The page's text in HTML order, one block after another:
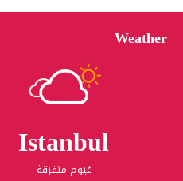
Weather
Istanbul
غيوم متفرقة